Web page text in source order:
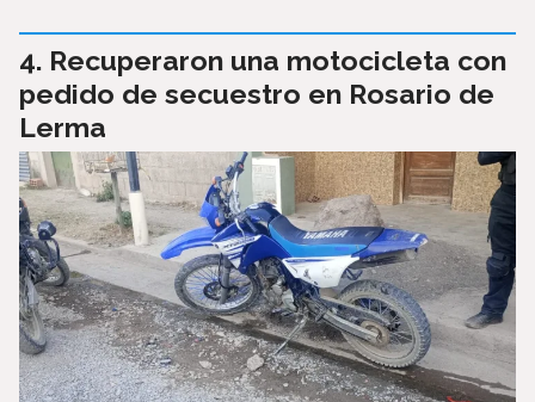
Recuperaron una motocicleta con
pedido de secuestro en Rosario de
Lerma